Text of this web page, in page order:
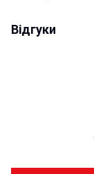
Відгуки